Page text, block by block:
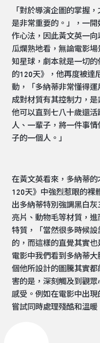
「對於導演企圖的掌握
是非常重要的。」，一
作心法，因此黃文英一
瓜爛熟地看，無論電影
知星球，劇本就是一切
的120天》，他再度被達
動，「多納蒂非常懂得
成對材質有其控制力，
他可以直到七八十歲還
人、一輩子，將一件事
子的一個人。」
在黃文英看來，多納蒂
120天》中強烈惹眼的裸
出多納蒂特別強調黑白
亮片、動物毛等材質，
特質，「當然很多時候
的，而這樣的直覺其實
電影中我們看到多納蒂
個他所設計的圖騰其實
害的是，深刻觸及到觀
感受。例如在電影中出
嘗試同時處理殘酷和溫暖